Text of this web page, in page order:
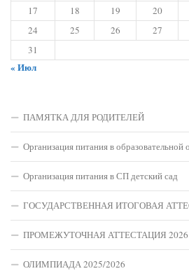
17
18 19 20
24
25 26 27
31
« Июл
ПАМЯТКА ДЛЯ РОДИТЕЛЕЙ
Организация питания в образовательной
Организация питания в СП детский сад
ГОСУДАРСТВЕННАЯ ИТОГОВАЯ
ПРОМЕЖУТОЧНАЯ АТТЕСТАЦИЯ 2026
ОЛИМПИАДА 2025/2026